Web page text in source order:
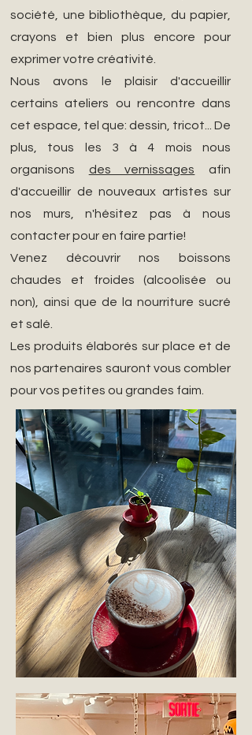
société, une bibliothèque, du papier,
crayons et bien plus encore pour
exprimer votre créativité.
Nous avons le plaisir d'accueillir
certains ateliers ou rencontre dans
cet espace, tel que: dessin, tricot... De
plus, tous les 3 à 4 mois nous
organisons des vernissages afin
d'accueillir de nouveaux artistes sur
nos murs, n'hésitez pas à nous
contacter pour en faire partie!
Venez découvrir nos boissons
chaudes et froides (alcoolisée ou
non), ainsi que de la nourriture sucré
et salé.
Les produits élaborés sur place et de
nos partenaires sauront vous combler
pour vos petites ou grandes faim.